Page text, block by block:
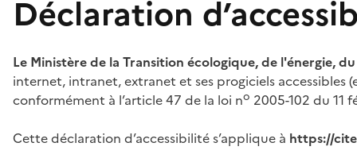
Déclaration
Le Ministère de la Transition écologique, de l'énergie,
internet, intranet, extranet et ses progiciels
conformément à l’article 47 de la loi no 2005-102 du 11
Cette déclaration d’accessibilité s’applique à https://